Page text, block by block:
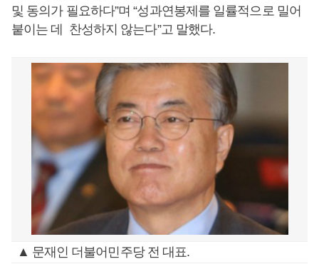
및 동의가 필요하다”며 “성과연봉제를 일률적으로 밀어
붙이는 데 찬성하지 않는다”고 말했다.
▲ 문재인 더불어민주당 전 대표.